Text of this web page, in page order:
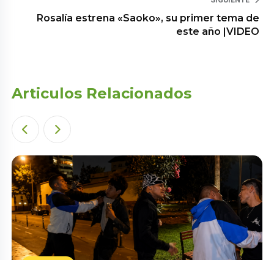
Rosalía estrena «Saoko», su primer tema de
este año |VIDEO
Articulos Relacionados